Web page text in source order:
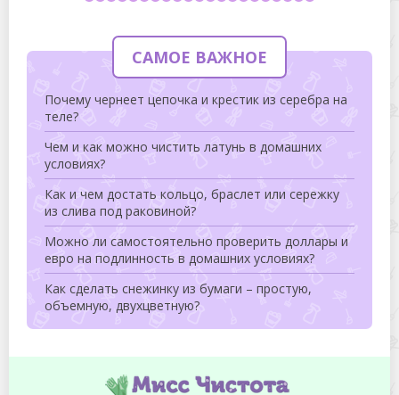
САМОЕ ВАЖНОЕ
Почему чернеет цепочка и крестик из серебра на
теле?
Чем и как можно чистить латунь в домашних
условиях?
Как и чем достать кольцо, браслет или сережку
из слива под раковиной?
Можно ли самостоятельно проверить доллары и
евро на подлинность в домашних условиях?
Как сделать снежинку из бумаги – простую,
объемную, двухцветную?